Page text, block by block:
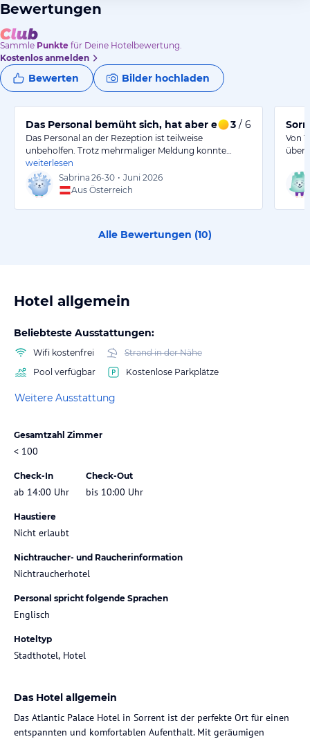
Bewertungen
Sammle Punkte für Deine Hotelbewertung.
Kostenlos anmelden
Bewerten Bilder hochladen
Das Personal bemüht sich, hat aber einige
3 / 6
Das Personal an der Rezeption ist teilweise
unbeholfen. Trotz mehrmaliger Meldung konnte…
weiterlesen
Sabrina 26-30 • Juni 2026
Aus Österreich
Von
Alle Bewertungen (10)
Hotel allgemein
Beliebteste Ausstattungen:
Wifi kostenfrei
Strand in der Nähe
Pool verfügbar
Kostenlose Parkplätze
Weitere Ausstattung
Gesamtzahl Zimmer
< 100
Check-In
ab 14:00 Uhr
Check-Out
bis 10:00 Uhr
Haustiere
Nicht erlaubt
Nichtraucher- und Raucherinformation
Nichtraucherhotel
Personal spricht folgende Sprachen
Englisch
Hoteltyp
Stadthotel, Hotel
Das Hotel allgemein
Das Atlantic Palace Hotel in Sorrent ist der perfekte Ort für einen
entspannten und komfortablen Aufenthalt. Mit geräumigen